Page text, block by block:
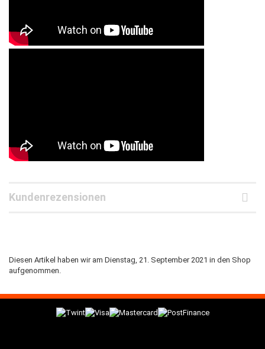
Kundenrezensionen
Diesen Artikel haben wir am Dienstag, 21. September 2021 in den Shop
aufgenommen.